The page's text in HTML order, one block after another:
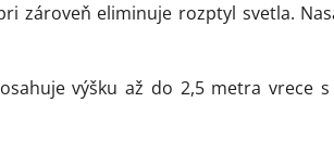
zároveň eliminuje rozptyl svetla.
výšku až do 2,5 metra vrece